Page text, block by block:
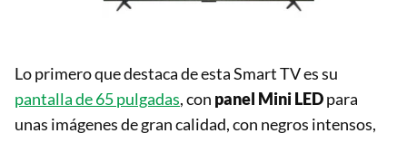
Lo primero que destaca de esta Smart TV es su
pantalla de 65 pulgadas, con panel Mini LEDpara
unas imágenes de gran calidad, con negros intensos,